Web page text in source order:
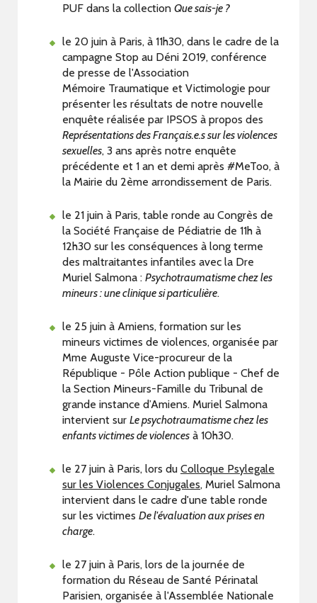
PUF dans la collection Que sais-je ?
le 20 juin à Paris, à 11h30, dans le cadre de la
campagne Stop au Déni 2019, conférence
de presse de l'Association
Mémoire Traumatique et Victimologie pour
présenter les résultats de notre nouvelle
enquête réalisée par IPSOS à propos des
Représentations des Français.e.s sur les violences
sexuelles, 3 ans après notre enquête
précédente et 1 an et demi après #MeToo, à
la Mairie du 2ème arrondissement de Paris.
le 21 juin à Paris, table ronde au Congrès de
la Société Française de Pédiatrie de 11h à
12h30 sur les conséquences à long terme
des maltraitantes infantiles avec la Dre
Muriel Salmona : Psychotraumatisme chez les
mineurs : une clinique si particulière.
le 25 juin à Amiens, formation sur les
mineurs victimes de violences, organisée par
Mme Auguste Vice-procureur de la
République - Pôle Action publique - Chef de
la Section Mineurs-Famille du Tribunal de
grande instance d’Amiens. Muriel Salmona
intervient sur Le psychotraumatisme chez les
enfants victimes de violences à 10h30.
le 27 juin à Paris, lors du Colloque Psylegale
sur les Violences Conjugales, Muriel Salmona
intervient dans le cadre d'une table ronde
sur les victimes De l'évaluation aux prises en
charge.
le 27 juin à Paris, lors de la journée de
formation du Réseau de Santé Périnatal
Parisien, organisée à l'Assemblée Nationale